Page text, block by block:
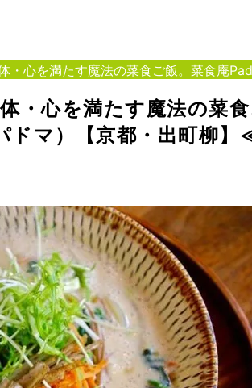
・心を満たす魔法の菜食ご飯。菜食庵
・心を満たす魔法の菜
ドマ）【京都・出町柳